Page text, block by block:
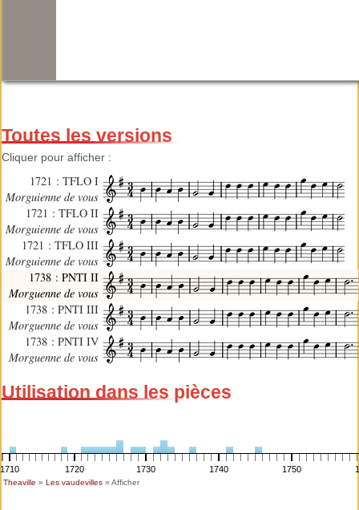
Toutes les versions
Cliquer pour afficher :
1721 : TFLO I
Morguienne de vous
1721 : TFLO II
Morguienne de vous
1721 : TFLO III
Morguienne de vous
1738 : PNTI II
Morguenne de vous
1738 : PNTI III
Morguenne de vous
1738 : PNTI IV
Morguenne de vous
Utilisation dans les pièces
1710 1720 1730 1740 1750
Theaville » Les vaudevilles» Afficher